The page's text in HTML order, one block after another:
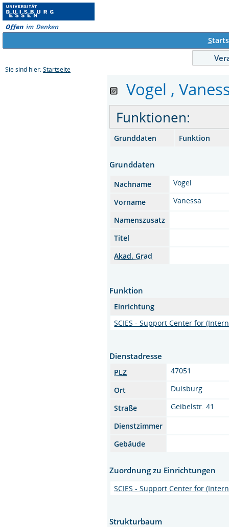
S
Sie sind hier: Startseite
Vogel ,
Funktionen:
Grunddaten Funktion
Grunddaten
Nachname
Vogel
Vorname
Vanessa
Namenszusatz
Titel
Akad. Grad
Funktion
Einrichtung
SCIES - Support Center for
Dienstadresse
PLZ
47051
Ort
Duisburg
Straße
Geibelstr. 41
Dienstzimmer
Gebäude
Zuordnung zu Einrichtungen
SCIES - Support Center for
Strukturbaum